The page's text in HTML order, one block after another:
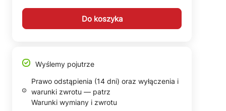
Do koszyka
Wyślemy pojutrze
Prawo odstąpienia (14 dni) oraz wyłączenia i
warunki zwrotu — patrz
Warunki wymiany i zwrotu